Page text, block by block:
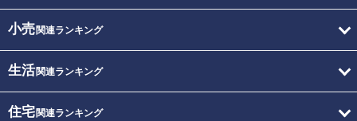
小売関連ランキング
生活関連ランキング
住宅関連ランキング